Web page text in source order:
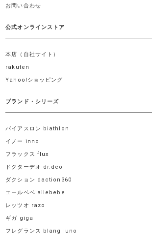
お問い合わせ
公式オンラインストア
本店（自社サイト）
rakuten
Yahoo!ショッピング
ブランド・シリーズ
バイアスロン biathlon
イノー inno
フラックス flux
ドクターデオ dr.deo
ダクション daction360
エールベベ ailebebe
レッツオ razo
ギガ giga
フレグランス blang luno